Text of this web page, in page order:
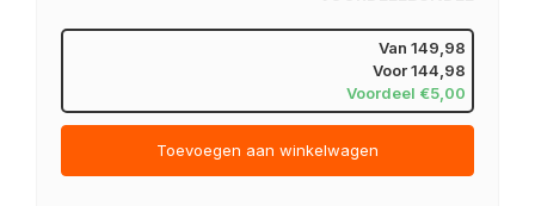
Van 149,98
Voor144,98
Voordeel €5,00
Toevoegen aan winkelwagen